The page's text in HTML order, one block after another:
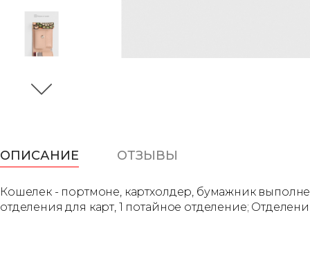
ОПИСАНИЕ ОТЗЫВЫ
Кошелек - портмоне, картхолдер, бумажник
отделения для карт, 1 потайное отделение;